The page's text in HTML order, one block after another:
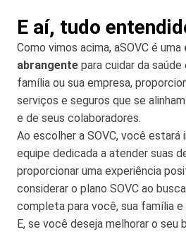
E aí, tudo
Como vimos acima, aSOVC é uma
abrangente para cuidar da
família ou sua empresa,
serviços e seguros que se
e de seus colaboradores.
Ao escolher a SOVC, você estará
equipe dedicada a atender suas
proporcionar uma experiência
considerar o plano SOVC ao
completa para você, sua família e
E, se você deseja melhorar o seu